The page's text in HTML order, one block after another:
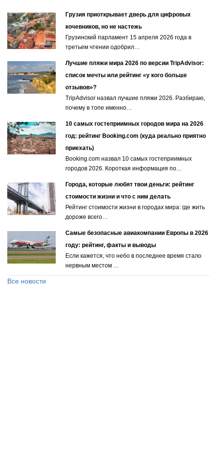
Грузия приоткрывает дверь для цифровых
кочевников, но не настежь
Грузинский парламент 15 апреля 2026 года в
третьем чтении одобрил…
Лучшие пляжи мира 2026 по версии TripAdvisor:
список мечты или рейтинг «у кого больше
отзывов»?
TripAdvisor назвал лучшие пляжи 2026. Разбираю,
почему в топе именно…
10 самых гостеприимных городов мира на 2026
год: рейтинг Booking.com (куда реально приятно
приехать)
Booking.com назвал 10 самых гостеприимных
городов 2026. Короткая информация по…
Города, которые любят твои деньги: рейтинг
стоимости жизни и что с ним делать
Рейтинг стоимости жизни в городах мира: где жить
дороже всего…
Самые безопасные авиакомпании Европы в 2026
году: рейтинг, факты и выводы
Если кажется, что небо в последнее время стало
нервным местом …
Все новости